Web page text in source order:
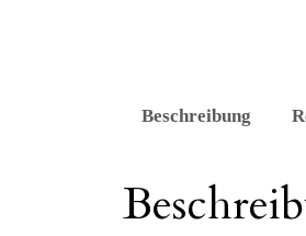
Beschreibung